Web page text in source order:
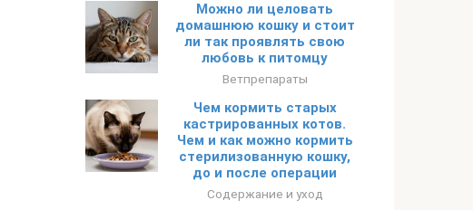
Можно ли целовать
домашнюю кошку и стоит
ли так проявлять свою
любовь к питомцу
Ветпрепараты
Чем кормить старых
кастрированных котов.
Чем и как можно кормить
стерилизованную кошку,
до и после операции
Содержание и уход